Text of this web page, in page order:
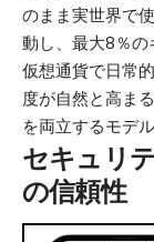
のまま実世界で
動し、最大8％の
仮想通貨で日常
度が自然と高ま
を両立するモデ
セキュリ
の信頼性